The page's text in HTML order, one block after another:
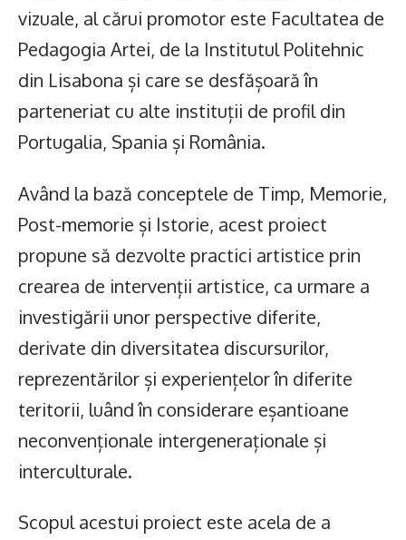
vizuale, al cărui promotor este Facultatea de
Pedagogia Artei, de la Institutul Politehnic
din Lisabona și care se desfășoară în
parteneriat cu alte instituții de profil din
Portugalia, Spania și România.
Având la bază conceptele de Timp, Memorie,
Post-memorie și Istorie, acest proiect
propune să dezvolte practici artistice prin
crearea de intervenții artistice, ca urmare a
investigării unor perspective diferite,
derivate din diversitatea discursurilor,
reprezentărilor și experiențelor în diferite
teritorii, luând în considerare eșantioane
neconvenționale intergeneraționale și
interculturale.
Scopul acestui proiect este acela de a